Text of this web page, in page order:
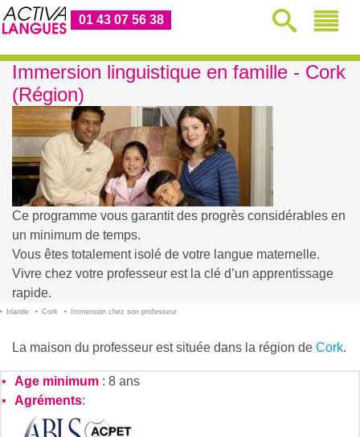
01 43 07 56 38
Immersion linguistique en famille - Cork
(Région)
Ce programme vous garantit des progrès considérables en
un minimum de temps.
Vous êtes totalement isolé de votre langue maternelle.
Vivre chez votre professeur est la clé d’un apprentissage
rapide.
Irlande Cork Immersion chez son professeur
La maison du professeur est située dans la région de Cork.
Age minimum: 8 ans
Agréments: